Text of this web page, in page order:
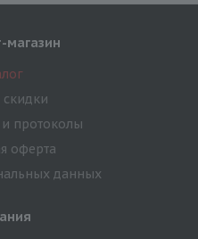
магазин
протоколы
оферта
данных